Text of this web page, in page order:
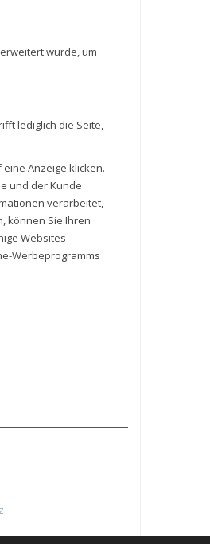
wurde, um
lediglich die Seite,
Anzeige klicken.
und der Kunde
verarbeitet,
können Sie Ihren
Websites
Werbeprogramms